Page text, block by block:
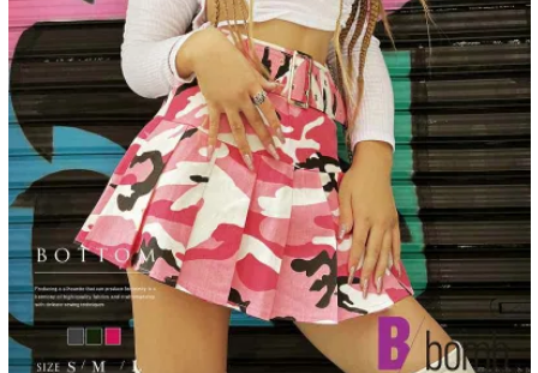
Instagram LIVE items